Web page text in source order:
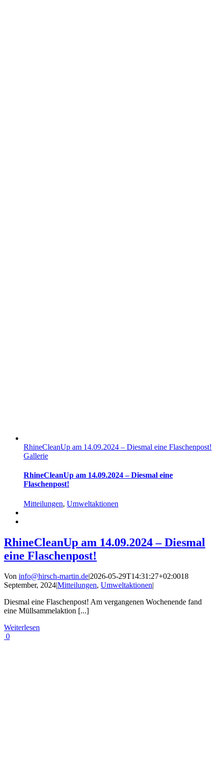
RhineCleanUp am 14.09.2024 – Diesmal eine Flaschenpost!
Gallerie
RhineCleanUp am 14.09.2024 – Diesmal eine
Flaschenpost!
Mitteilungen, Umweltaktionen
RhineCleanUp am 14.09.2024 – Diesmal
eine Flaschenpost!
Von info@hirsch-martin.de2026-05-29T14:31:27+02:0018
September, 2024Mitteilungen, Umweltaktionen
Diesmal eine Flaschenpost! Am vergangenen Wochenende fand
eine Müllsammelaktion [...]
Weiterlesen
0